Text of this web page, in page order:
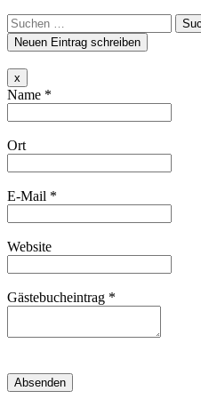
Suchen
nach:
x
Formular
ausblenden
Name *
Ort
E-Mail *
Website
Gästebucheintrag *